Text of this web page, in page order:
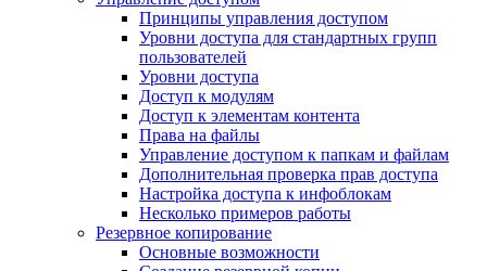
Принципы управления доступом
Уровни доступа для стандартных групп
пользователей
Уровни доступа
Доступ к модулям
Доступ к элементам контента
Права на файлы
Управление доступом к папкам и файлам
Дополнительная проверка прав доступа
Настройка доступа к инфоблокам
Несколько примеров работы
Резервное копирование
Основные возможности